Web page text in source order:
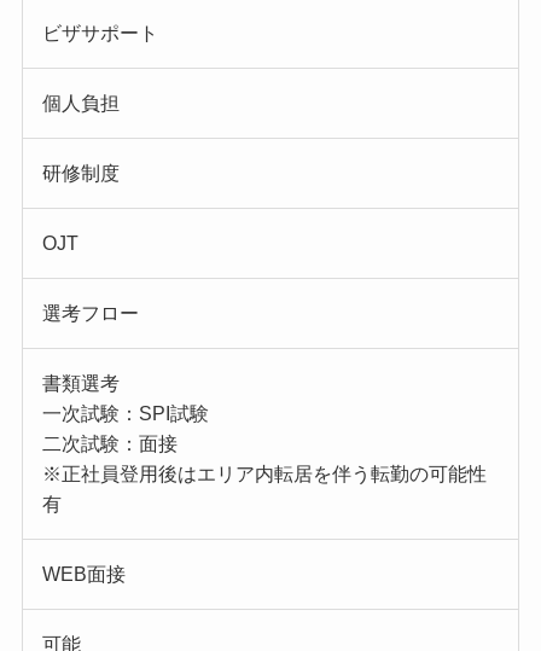
ビザサポート
個人負担
研修制度
OJT
選考フロー
書類選考
一次試験：SPI試験
二次試験：面接
※正社員登用後はエリア内転居を伴う転勤の可能性
有
WEB面接
可能